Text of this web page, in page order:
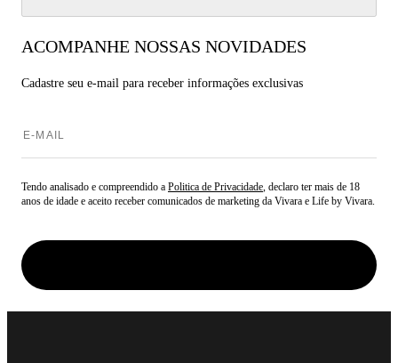
ACOMPANHE NOSSAS NOVIDADES
Cadastre seu e-mail para receber informações exclusivas
Tendo analisado e compreendido a Politica de Privacidade, declaro ter mais de 18
anos de idade e aceito receber comunicados de marketing da Vivara e Life by Vivara.